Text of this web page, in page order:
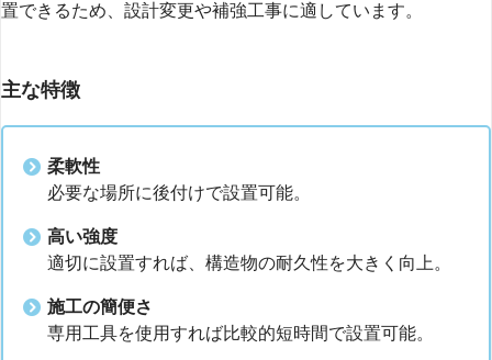
置できるため、設計変更や補強工事に適しています。
主な特徴
柔軟性
必要な場所に後付けで設置可能。
高い強度
適切に設置すれば、構造物の耐久性を大きく向上。
施工の簡便さ
専用工具を使用すれば比較的短時間で設置可能。